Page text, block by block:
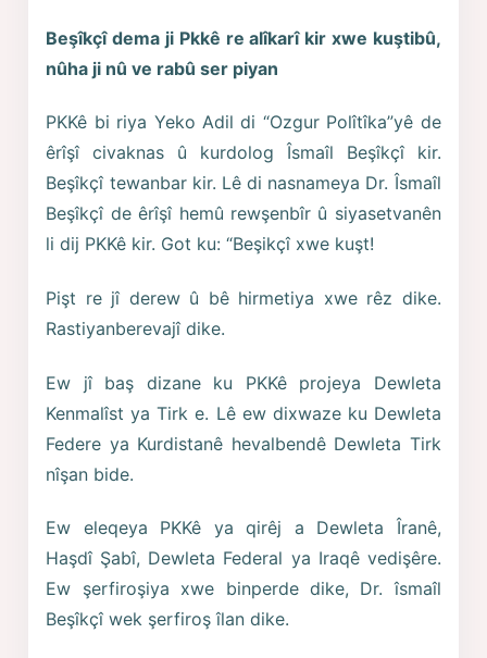
Beşîkçî dema ji Pkkê re alîkarî kir xwe kuştibû,
nûha ji nû ve rabû ser piyan
PKKê bi riya Yeko Adil di “Ozgur Polîtîka”yê de
êrîşî civaknas û kurdolog Îsmaîl Beşîkçî kir.
Beşîkçî tewanbar kir. Lê di nasnameya Dr. Îsmaîl
Beşîkçî de êrîşî hemû rewşenbîr û siyasetvanên
li dij PKKê kir. Got ku: “Beşikçî xwe kuşt!
Pişt re jî derew û bê hirmetiya xwe rêz dike.
Rastiyanberevajî dike.
Ew jî baş dizane ku PKKê projeya Dewleta
Kenmalîst ya Tirk e. Lê ew dixwaze ku Dewleta
Federe ya Kurdistanê hevalbendê Dewleta Tirk
nîşan bide.
Ew eleqeya PKKê ya qirêj a Dewleta Îranê,
Haşdî Şabî, Dewleta Federal ya Iraqê vedişêre.
Ew şerfiroşiya xwe binperde dike, Dr. îsmaîl
Beşîkçî wek şerfiroş îlan dike.